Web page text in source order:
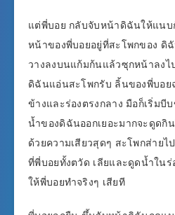
แต่พี่บอย กลับจับหน้าดิฉันให้แนบ
หน้าของพี่บอยอยู่ที่สะโพกของ ดิ
วางลงบนแก้มก้นแล้วซุกหน้าลงไ
ดิฉันแอ่นสะโพกรับ ลิ้นของพี่บอย
ข้างและร่องตรงกลาง มือก็เริ่มบี
น้ำของดิฉันออกเยอะมากจะดูดกิ
ด้วยความเสียวสุดๆ สะโพกส่าย
ที่พี่บอยทั้งตวัด เลียและดูดน้ำใน
ให้พี่บอยทำจริงๆ เสียที